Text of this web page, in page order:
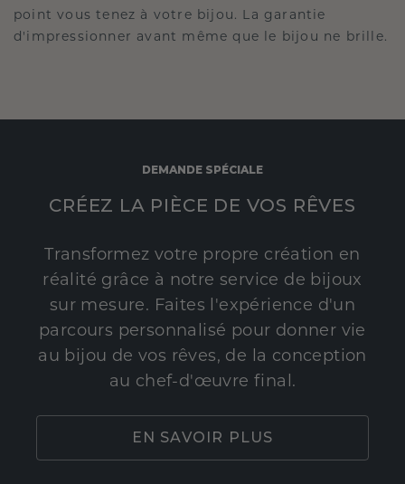
point vous tenez à votre bijou. La garantie
d'impressionner avant même que le bijou ne brille.
DEMANDE SPÉCIALE
CRÉEZ LA PIÈCE DE VOS RÊVES
Transformez votre propre création en
réalité grâce à notre service de bijoux
sur mesure. Faites l'expérience d'un
parcours personnalisé pour donner vie
au bijou de vos rêves, de la conception
au chef-d'œuvre final.
EN SAVOIR PLUS